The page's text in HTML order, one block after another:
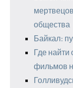
общества
Байкал:
Где
фильмов